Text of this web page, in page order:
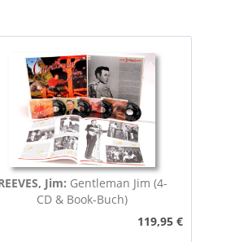
Jim: Gentleman Jim (4-
CD & Book-Buch)
119,95 €